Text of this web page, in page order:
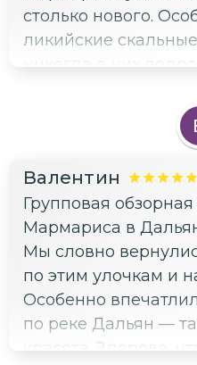
столько нового.
ликийские
никогда о них
долгой прогулки.
хочет узнать что-то
Валентин
Групповая обзорная
Мармариса в
Мы словно
по этим улочкам и
Особенно
по реке Дальян —
красота. Здорово,